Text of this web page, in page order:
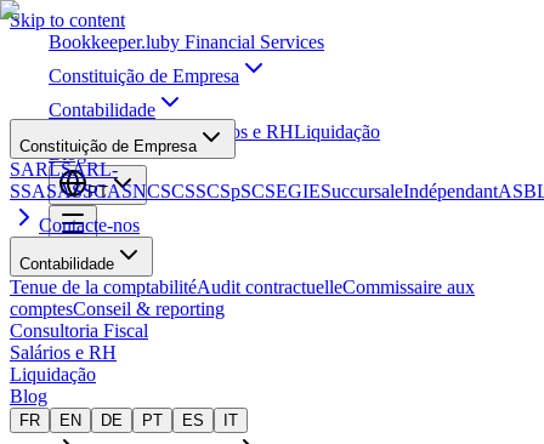
Skip to content
Bookkeeper.luby Financial Services
Constituição de Empresa
Contabilidade
Salários e RHLiquidação
Blog
PT
Constituição de Empresa
SARLSARL-
SSASASSCASNCSCSSCSpSCSEGIESuccursaleIndépendant
Contacte-nos
Contabilidade
Tenue de la comptabilitéAudit contractuelleCommissaire aux
comptesConseil & reporting
Consultoria Fiscal
Salários e RH
Liquidação
Blog
FR EN DE PT ES IT